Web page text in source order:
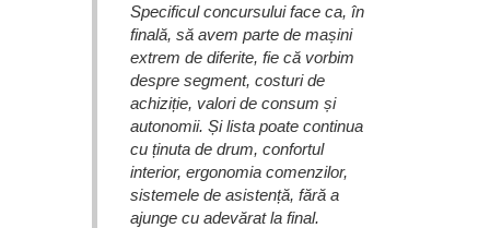
Specificul concursului face ca, în
finală, să avem parte de mașini
extrem de diferite, fie că vorbim
despre segment, costuri de
achiziție, valori de consum și
autonomii. Și lista poate continua
cu ținuta de drum, confortul
interior, ergonomia comenzilor,
sistemele de asistență, fără a
ajunge cu adevărat la final.